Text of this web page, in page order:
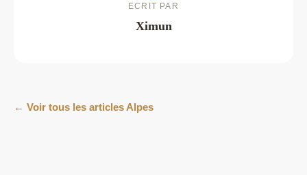
ECRIT PAR
Ximun
← Voir tous les articles Alpes